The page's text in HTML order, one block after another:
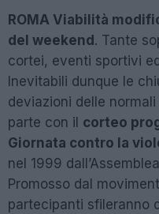
ROMA Viabilità
del weekend. Tante
cortei, eventi sportivi
Inevitabili dunque le
deviazioni delle
parte con il corteo
Giornata contro la
nel 1999
Promosso dal
partecipanti sfileranno